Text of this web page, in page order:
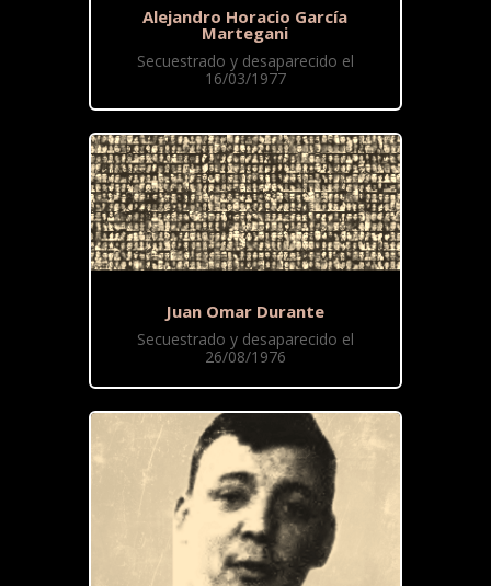
Alejandro Horacio García
Martegani
Secuestrado y desaparecido el
16/03/1977
Juan Omar Durante
Secuestrado y desaparecido el
26/08/1976